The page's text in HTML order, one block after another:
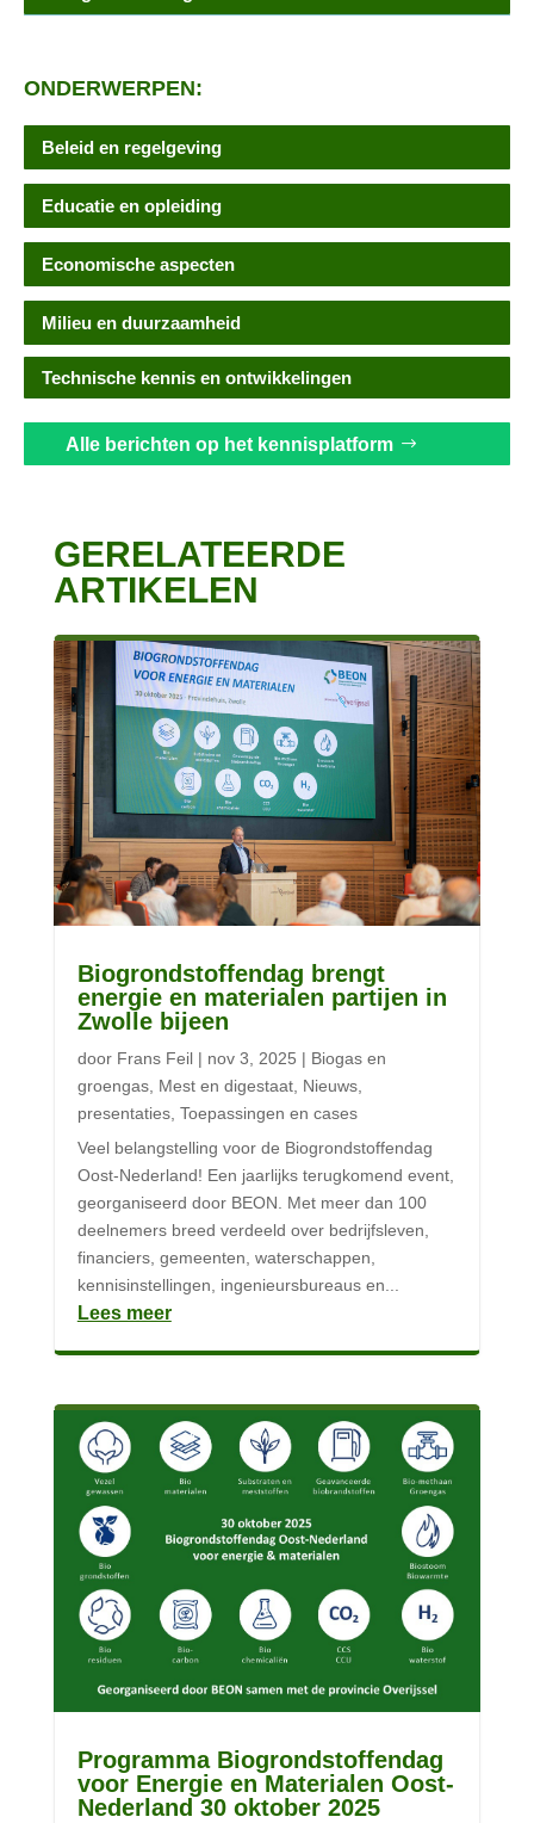
ONDERWERPEN:
Beleid en regelgeving
Educatie en opleiding
Economische aspecten
Milieu en duurzaamheid
Technische kennis en ontwikkelingen
Alle berichten op het kennisplatform
GERELATEERDE
ARTIKELEN
Biogrondstoffendag brengt
energie en materialen partijen in
Zwolle bijeen
door Frans Feil| nov 3, 2025 | Biogas en
groengas, Mest en digestaat, Nieuws,
presentaties, Toepassingen en cases
Veel belangstelling voor de Biogrondstoffendag
Oost-Nederland! Een jaarlijks terugkomend event,
georganiseerd door BEON. Met meer dan 100
deelnemers breed verdeeld over bedrijfsleven,
financiers, gemeenten, waterschappen,
kennisinstellingen, ingenieursbureaus en...
Lees meer
Programma Biogrondstoffendag
voor Energie en Materialen Oost-
Nederland 30 oktober 2025